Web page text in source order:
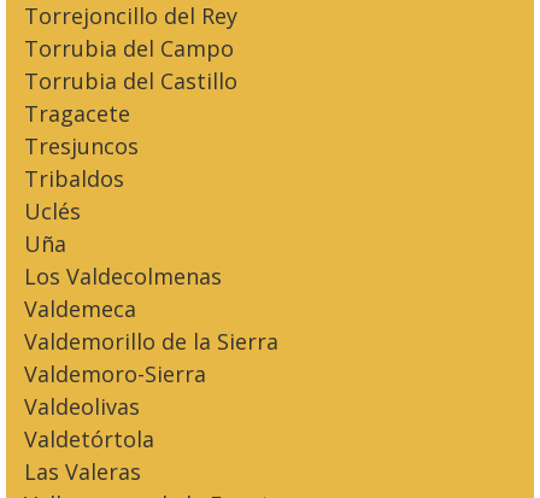
Torrejoncillo del Rey
Torrubia del Campo
Torrubia del Castillo
Tragacete
Tresjuncos
Tribaldos
Uclés
Uña
Los Valdecolmenas
Valdemeca
Valdemorillo de la Sierra
Valdemoro-Sierra
Valdeolivas
Valdetórtola
Las Valeras